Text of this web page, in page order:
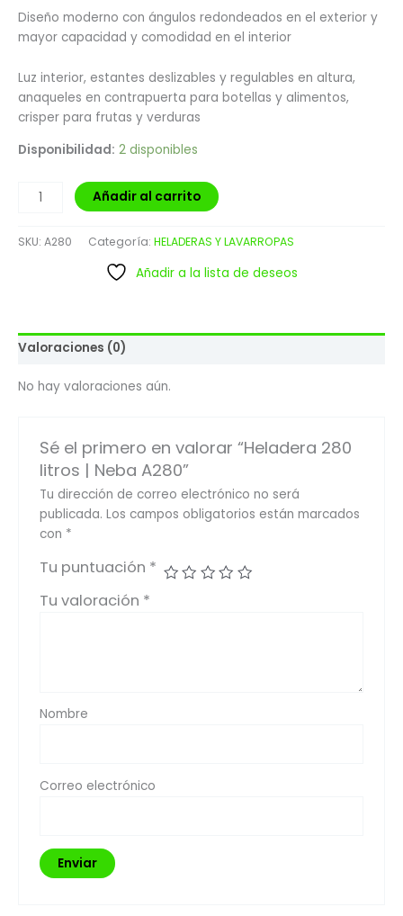
Diseño moderno con ángulos redondeados en el exterior y
mayor capacidad y comodidad en el interior
Luz interior, estantes deslizables y regulables en altura,
anaqueles en contrapuerta para botellas y alimentos,
crisper para frutas y verduras
Disponibilidad: 2 disponibles
Añadir al carrito
SKU: A280 Categoría: HELADERAS Y LAVARROPAS
Añadir a la lista de deseos
Valoraciones (0)
No hay valoraciones aún.
Sé el primero en valorar “Heladera 280
litros | Neba A280”
Tu dirección de correo electrónico no será
publicada. Los campos obligatorios están marcados
con *
Tu puntuación *
Tu valoración *
Nombre
Correo electrónico